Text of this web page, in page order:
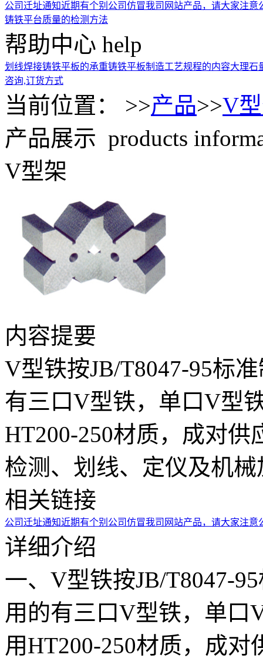
公司迁址通知近期有个别公司仿冒我司网站产品，请大家注意
铸铁平台质量的检测方法
帮助中心 help
划线焊接铸铁平板的承重铸铁平板制造工艺规程的内容大理石
咨询,订货方式
当前位置： >>产品>>V
产品展示 products
V型架
内容提要
V型铁按JB/T8047-95标
有三口V型铁，单口V型
HT200-250材质，成对
检测、划线、定仪及机
相关链接
公司迁址通知近期有个别公司仿冒我司网站产品，请大家注意
详细介绍
一、V型铁按JB/T8047-
用的有三口V型铁，单口
用HT200-250材质，成